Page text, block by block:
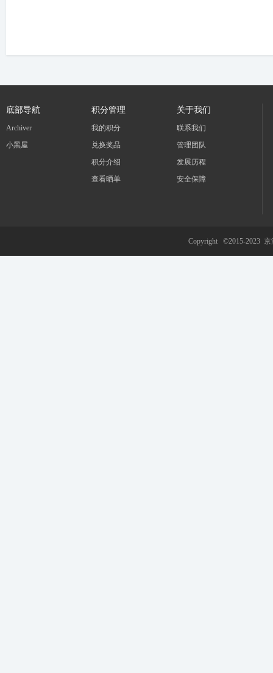
底部导航
Archiver
小黑屋
积分管理
我的积分
兑换奖品
积分介绍
查看晒单
关于我们
联系我们
管理团队
发展历程
安全保障
Copyright ©2015-2023 京